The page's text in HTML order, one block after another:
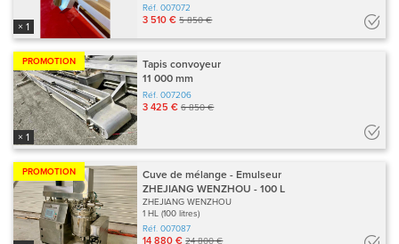
× 1
Réf. 007072
3 510 €5 850 €
PROMOTION
× 1
Tapis convoyeur
11 000 mm
Réf. 007206
3 425 €6 850 €
PROMOTION
Cuve de mélange - Emulseur
ZHEJIANG WENZHOU - 100 L
ZHEJIANG WENZHOU
1 HL (100 litres)
Réf. 007087
14 880 €24 800 €